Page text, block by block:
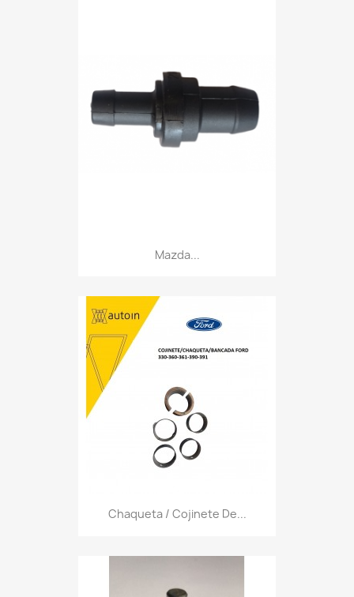
Mazda...
Chaqueta / Cojinete De...